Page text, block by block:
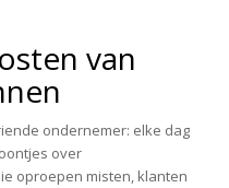
van
ondernemer: elke dag
over
oproepen misten, klanten